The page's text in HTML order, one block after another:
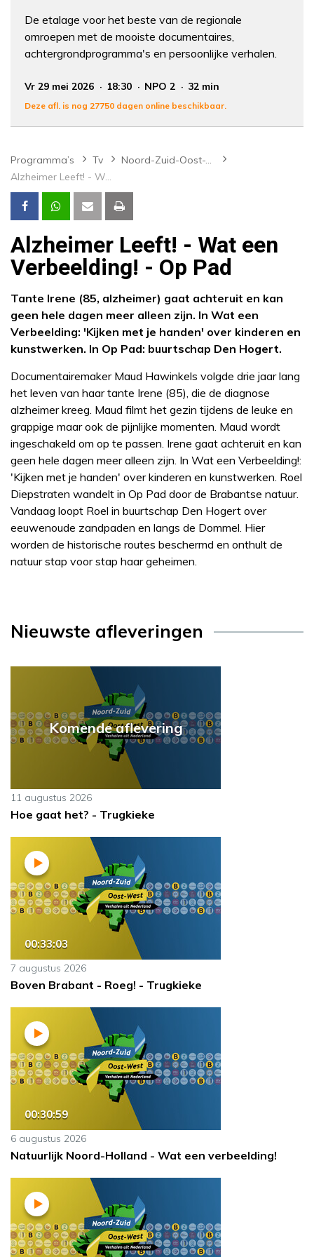
De etalage voor het beste van de regionale
omroepen met de mooiste documentaires,
achtergrondprogramma's en persoonlijke verhalen.
Vr 29 mei 2026 18:30 NPO 2 32 min
Deze afl. is nog 27750 dagen online beschikbaar.
Programma’s Tv
Noord-Zuid-Oost-West
Alzheimer Leeft! - Wat een Verbeelding! - Op Pad
Alzheimer Leeft! - Wat een
Verbeelding! - Op Pad
Tante Irene (85, alzheimer) gaat achteruit en kan
geen hele dagen meer alleen zijn. In Wat een
Verbeelding: 'Kijken met je handen' over kinderen en
kunstwerken. In Op Pad: buurtschap Den Hogert.
Documentairemaker Maud Hawinkels volgde drie jaar lang
het leven van haar tante Irene (85), die de diagnose
alzheimer kreeg. Maud filmt het gezin tijdens de leuke en
grappige maar ook de pijnlijke momenten. Maud wordt
ingeschakeld om op te passen. Irene gaat achteruit en kan
geen hele dagen meer alleen zijn. In Wat een Verbeelding!:
'Kijken met je handen' over kinderen en kunstwerken. Roel
Diepstraten wandelt in Op Pad door de Brabantse natuur.
Vandaag loopt Roel in buurtschap Den Hogert over
eeuwenoude zandpaden en langs de Dommel. Hier
worden de historische routes beschermd en onthult de
natuur stap voor stap haar geheimen.
Nieuwste afleveringen
Komende aflevering
11 augustus 2026
Hoe gaat het? - Trugkieke
00:33:03
7 augustus 2026
Boven Brabant - Roeg! - Trugkieke
00:30:59
6 augustus 2026
Natuurlijk Noord-Holland - Wat een verbeelding!